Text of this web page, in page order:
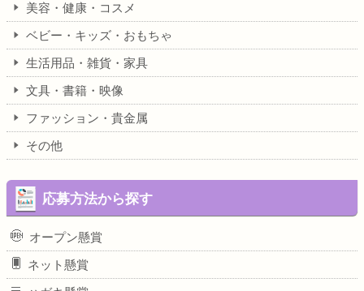
美容・健康・コスメ
ベビー・キッズ・おもちゃ
生活用品・雑貨・家具
文具・書籍・映像
ファッション・貴金属
その他
応募方法から探す
オープン懸賞
ネット懸賞